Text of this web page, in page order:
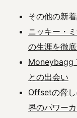
その他の新
ニッキー・
の生涯を徹
Moneybagg
との出会い
Offsetの脅
界のパワー